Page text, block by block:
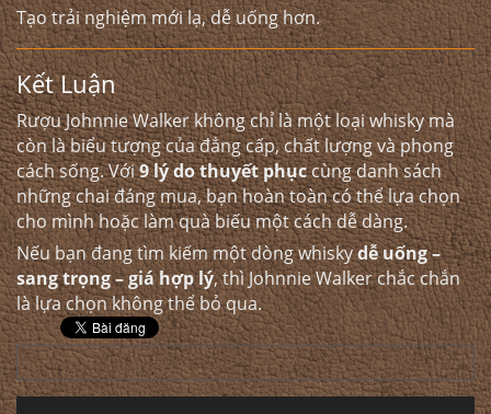
Tạo trải nghiệm mới lạ, dễ uống hơn.
Kết Luận
Rượu Johnnie Walker không chỉ là một loại whisky mà
còn là biểu tượng của đẳng cấp, chất lượng và phong
cách sống. Với9 lý do thuyết phụccùng danh sách
những chai đáng mua, bạn hoàn toàn có thể lựa chọn
cho mình hoặc làm quà biếu một cách dễ dàng.
Nếu bạn đang tìm kiếm một dòng whiskydễ uống –
sang trọng – giá hợp lý, thì Johnnie Walker chắc chắn
là lựa chọn không thể bỏ qua.